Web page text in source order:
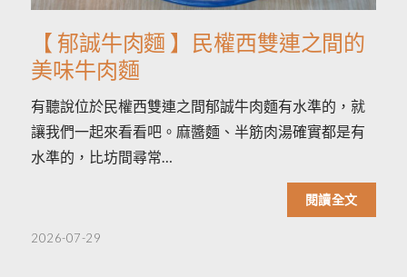
【 郁誠牛肉麵 】民權西雙連之間的
美味牛肉麵
有聽說位於民權西雙連之間郁誠牛肉麵有水準的，就
讓我們一起來看看吧。麻醬麵、半筋肉湯確實都是有
水準的，比坊間尋常…
閱讀全文
2026-07-29